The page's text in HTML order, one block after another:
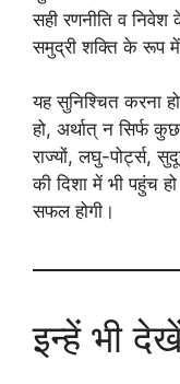
सही रणनीति व निवेश
समुद्री शक्ति के रूप
यह सुनिश्चित करना
हो, अर्थात् न सिर्फ
राज्यों, लघु-पोर्ट्स,
की दिशा में भी पहुंच
सफल होगी।
इन्हें भी